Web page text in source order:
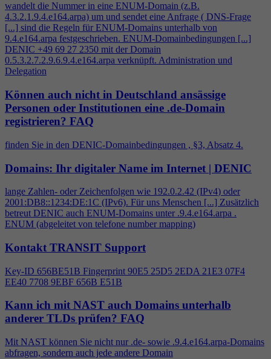
wandelt die Nummer in eine ENUM-Domain (z.B.
4.3.2.1.9.4.e164.arpa) um und sendet eine Anfrage ( DNS-Frage
[...] sind die Regeln für ENUM-Domains unterhalb von
9.4.e164.arpa festgeschrieben. ENUM-Domainbedingungen [...]
DENIC +49 69 27 2350 mit der Domain
0.5.3.2.7.2.9.6.9.4.e164.arpa verknüpft. Administration und
Delegation
Können auch nicht in Deutschland ansässige
Personen oder Institutionen eine .de-Domain
registrieren? FAQ
finden Sie in den DENIC-Domainbedingungen , §3, Absatz 4.
Domains: Ihr digitaler Name im Internet | DENIC
lange Zahlen- oder Zeichenfolgen wie 192.0.2.42 (IPv4) oder
2001:DB8::1234:DE:1C (IPv6). Für uns Menschen [...] Zusätzlich
betreut DENIC auch ENUM-Domains unter .9.4.e164.arpa .
ENUM (abgeleitet von telefone number mapping)
Kontakt TRANSIT Support
Key-ID 656BE51B Fingerprint 90E5 25D5 2EDA 21E3 07F4
EE40 7708 9EBF 656B E51B
Kann ich mit NAST auch Domains unterhalb
anderer TLDs prüfen? FAQ
Mit NAST können Sie nicht nur .de- sowie .9.4.e164.arpa-Domains
abfragen, sondern auch jede andere Domain